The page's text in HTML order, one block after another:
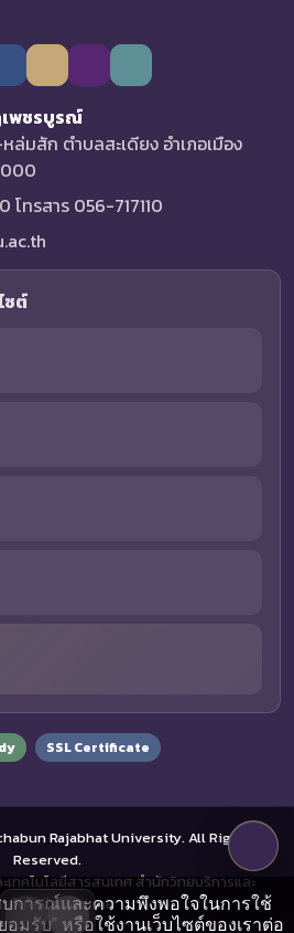
พชรบูรณ์
ล่มสัก ตำบลสะเดียง อำเภอเมือง
ทรสาร 056-717110
ซต์
SSL Certificate
Rajabhat University. All Rights
Reserved.
ทคโนโลยีสารสนเทศ สำนักวิทยบริการและ
คโนโลยีสารสนเทศ
บการณ์และความพึงพอใจในการใช้
มรับ” หรือใช้งานเว็บไซต์ของเราต่อ